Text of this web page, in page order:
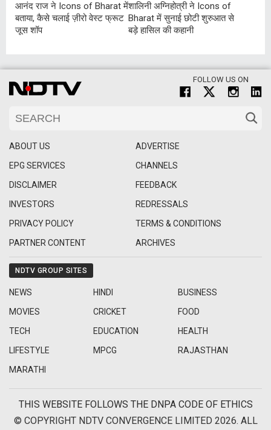
आनंद राज ने Icons of Bharat में
बताया, कैसे चलाई ज़ीरो वेस्ट फ्रूट
जूस शॉप
शालिनी अग्निहोत्री ने Icons of
Bharat में सुनाई छोटी शुरुआत से
बड़े हासिल की कहानी
FOLLOW US ON
ABOUT US
ADVERTISE
EPG SERVICES
CHANNELS
DISCLAIMER
FEEDBACK
INVESTORS
REDRESSALS
PRIVACY POLICY
TERMS & CONDITIONS
PARTNER CONTENT
ARCHIVES
NDTV GROUP SITES
NEWS HINDI
BUSINESS
MOVIES
CRICKET
FOOD
TECH
EDUCATION
HEALTH
LIFESTYLE
MPCG
RAJASTHAN
MARATHI
THIS WEBSITE FOLLOWS THE DNPA CODE OF ETHICS
© COPYRIGHT NDTV CONVERGENCE LIMITED 2026. ALL